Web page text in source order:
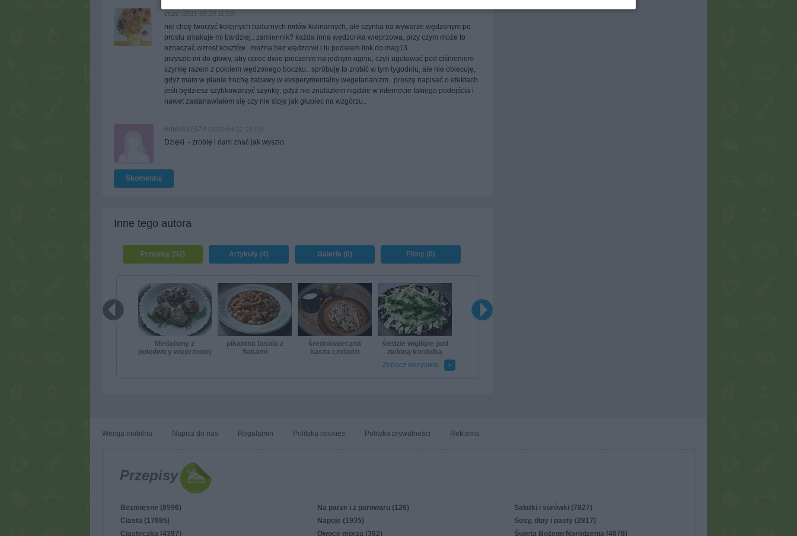
crizz (2011-03-29 11:03)
nie chcę tworzyć kolejnych bzdurnych mitów kulinarnych, ale szynka na wywarze wędzonym po
prostu smakuje mi bardziej.. zamiennik? każda inna wędzonka wieprzowa, przy czym może to
oznaczać wzrost kosztów.. można bez wędzonki i tu podałem link do mag13..
przyszło mi do głowy, aby upiec dwie pieczenie na jednym ogniu, czyli ugotować pod ciśnieniem
szynkę razem z połciem wędzonego boczku.. spróbuję to zrobić w tym tygodniu, ale nie obiecuję,
gdyż mam w planie trochę zabawy w eksperymentalny wegetarianizm.. proszę napisać o efektach
jeśli będziesz szybkowarzyć szynkę, gdyż nie znalazłem nigdzie w internecie takiego podejścia i
nawet zastanawiałem się czy nie stoję jak głupiec na wzgórzu..
emeska1974 (2011-04-12 19:15)
Dzięki - zrobię i dam znać jak wyszło
Skomentuj
Inne tego autora
Przepisy (52) Artykuły (4) Galerie (0) Filmy (0)
Medaliony z
polędwicy wieprzowej
pikantna fasola z
flakami
średniowieczna
kasza czeladzi
śledzie wigilijne pod
zieloną kordełką
Zobacz wszystkie
Wersja mobilna Napisz do nas Regulamin Polityka cookies Polityka prywatności Reklama
Przepisy
Bezmięsne (8596)
Ciasta (17685)
Ciasteczka (4397)
Na parze i z parowaru (126)
Napoje (1935)
Owoce morza (362)
Sałatki i surówki (7827)
Sosy, dipy i pasty (2817)
Święta Bożego Narodzenia (4678)